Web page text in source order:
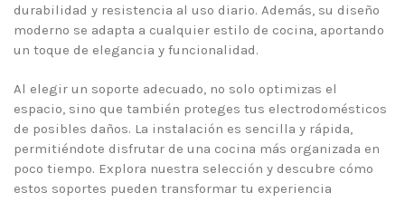
durabilidad y resistencia al uso diario. Además, su diseño
moderno se adapta a cualquier estilo de cocina, aportando
un toque de elegancia y funcionalidad.
Al elegir un soporte adecuado, no solo optimizas el
espacio, sino que también proteges tus electrodomésticos
de posibles daños. La instalación es sencilla y rápida,
permitiéndote disfrutar de una cocina más organizada en
poco tiempo. Explora nuestra selección y descubre cómo
estos soportes pueden transformar tu experiencia